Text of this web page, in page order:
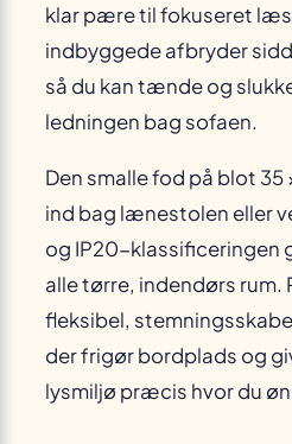
klar pære til fokuseret
indbyggede afbryder
så du kan tænde og
ledningen bag sofaen.
Den smalle fod på blot 35
ind bag lænestolen eller
og IP20-klassificeringen
alle tørre, indendørs rum.
fleksibel,
der frigør bordplads og
lysmiljø præcis hvor du